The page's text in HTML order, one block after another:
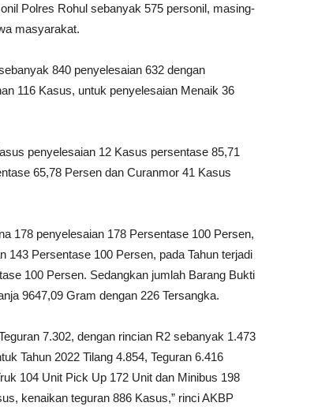
Polres Rohul sebanyak 575 personil, masing-
masyarakat.
840 penyelesaian 632 dengan
116 Kasus, untuk penyelesaian Menaik 36
penyelesaian 12 Kasus persentase 85,71
65,78 Persen dan Curanmor 41 Kasus
178 penyelesaian 178 Persentase 100 Persen,
143 Persentase 100 Persen, pada Tahun terjadi
100 Persen. Sedangkan jumlah Barang Bukti
9647,09 Gram dengan 226 Tersangka.
7.302, dengan rincian R2 sebanyak 1.473
Tahun 2022 Tilang 4.854, Teguran 6.416
104 Unit Pick Up 172 Unit dan Minibus 198
kenaikan teguran 886 Kasus,” rinci AKBP